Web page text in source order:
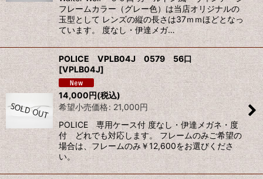
フレームカラー（グレー色）は当店オリジナルの
玉型として レンズの縦の長さは37ｍｍほどとなっ
ています。 度なし・伊達メガ…
POLICE VPLB04J 0579 56口
[VPLB04J]
14,000円(税込)
希望小売価格: 21,000円
POLICE 専用ケース付 度なし・伊達メガネ・度
付 どれでも対応します。 フレームのみご希望の
場合は、フレームのみ￥12,600をお選びくださ
い。